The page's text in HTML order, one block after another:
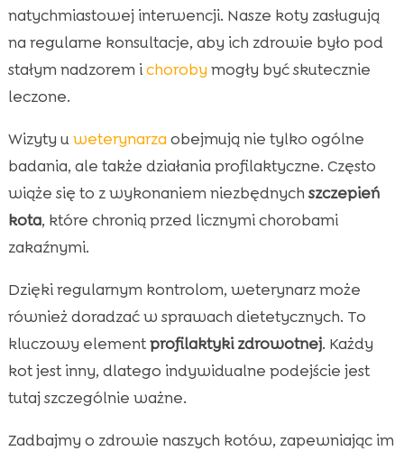
natychmiastowej interwencji. Nasze koty zasługują
na regularne konsultacje, aby ich zdrowie było pod
stałym nadzorem ichoroby mogły być skutecznie
leczone.
Wizyty uweterynarza obejmują nie tylko ogólne
badania, ale także działania profilaktyczne. Często
wiąże się to z wykonaniem niezbędnych szczepień
kota, które chronią przed licznymi chorobami
zakaźnymi.
Dzięki regularnym kontrolom, weterynarz może
również doradzać w sprawach dietetycznych. To
kluczowy elementprofilaktyki zdrowotnej. Każdy
kot jest inny, dlatego indywidualne podejście jest
tutaj szczególnie ważne.
Zadbajmy o zdrowie naszych kotów, zapewniając im